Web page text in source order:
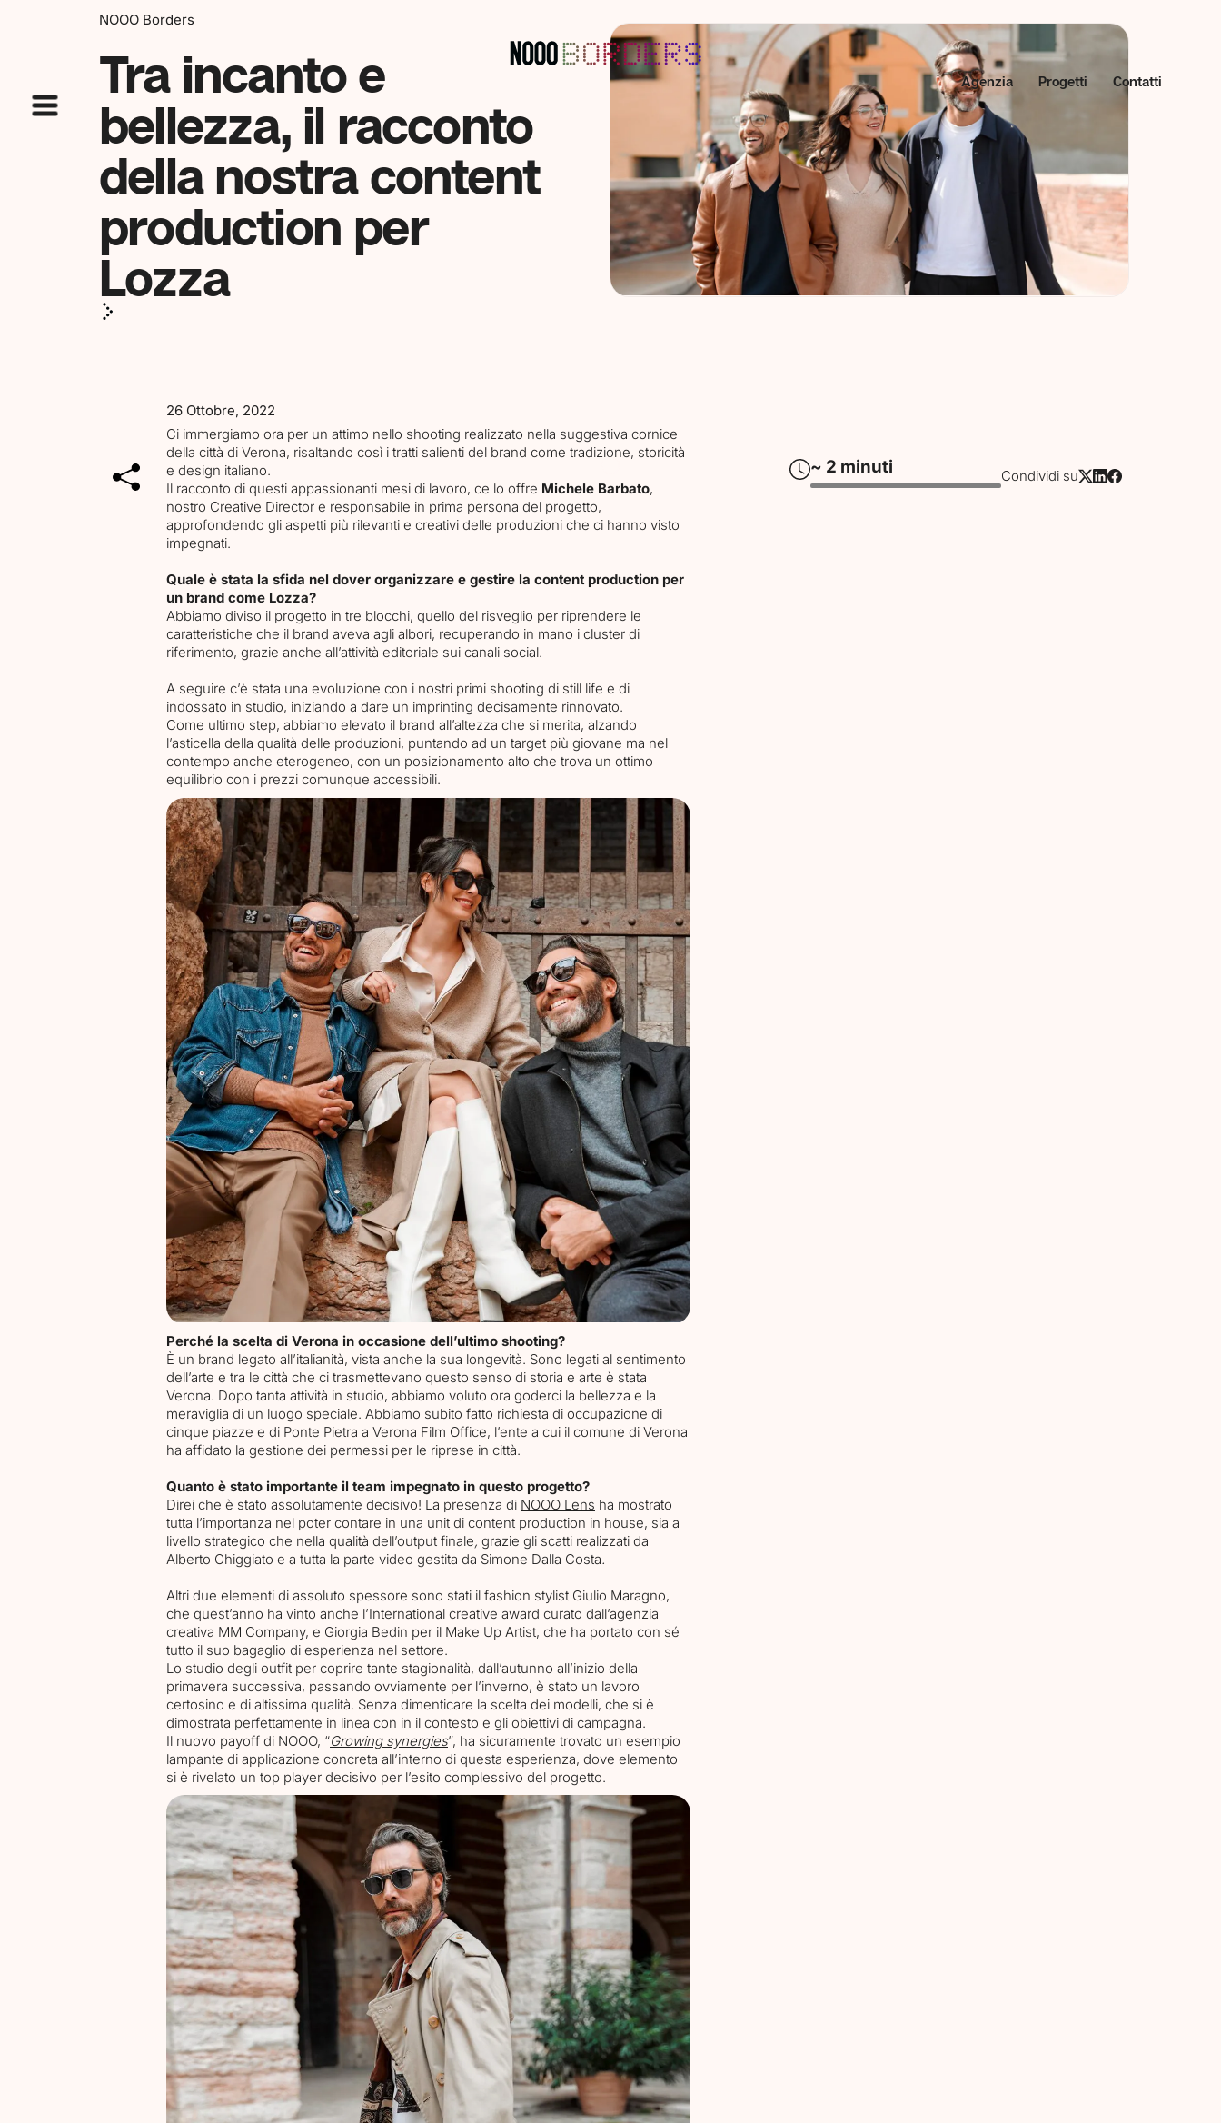
Chi siamo
Progetti
Servizi
Agenzia Progetti Contatti
NOOO Borders
Tra incanto e
bellezza, il racconto
della nostra content
production per
Lozza
26 Ottobre, 2022
Ci immergiamo ora per un attimo nello shooting realizzato nella suggestiva cornice
della città di Verona, risaltando così i tratti salienti del brand come tradizione, storicità
e design italiano.
Il racconto di questi appassionanti mesi di lavoro, ce lo offre Michele Barbato,
nostro Creative Director e responsabile in prima persona del progetto,
approfondendo gli aspetti più rilevanti e creativi delle produzioni che ci hanno visto
impegnati.
Quale è stata la sfida nel dover organizzare e gestire la content production per
un brand come Lozza?
Abbiamo diviso il progetto in tre blocchi, quello del risveglio per riprendere le
caratteristiche che il brand aveva agli albori, recuperando in mano i cluster di
riferimento, grazie anche all’attività editoriale sui canali social.
A seguire c’è stata una evoluzione con i nostri primi shooting di still life e di
indossato in studio, iniziando a dare un imprinting decisamente rinnovato.
Come ultimo step, abbiamo elevato il brand all’altezza che si merita, alzando
l’asticella della qualità delle produzioni, puntando ad un target più giovane ma nel
contempo anche eterogeneo, con un posizionamento alto che trova un ottimo
equilibrio con i prezzi comunque accessibili.
Perché la scelta di Verona in occasione dell’ultimo shooting?
È un brand legato all’italianità, vista anche la sua longevità. Sono legati al sentimento
dell’arte e tra le città che ci trasmettevano questo senso di storia e arte è stata
Verona. Dopo tanta attività in studio, abbiamo voluto ora goderci la bellezza e la
meraviglia di un luogo speciale. Abbiamo subito fatto richiesta di occupazione di
cinque piazze e di Ponte Pietra a Verona Film Office, l’ente a cui il comune di Verona
ha affidato la gestione dei permessi per le riprese in città.
Quanto è stato importante il team impegnato in questo progetto?
Direi che è stato assolutamente decisivo! La presenza di NOOO Lens ha mostrato
tutta l’importanza nel poter contare in una unit di content production in house, sia a
livello strategico che nella qualità dell’output finale, grazie gli scatti realizzati da
Alberto Chiggiato e a tutta la parte video gestita da Simone Dalla Costa.
Altri due elementi di assoluto spessore sono stati il fashion stylist Giulio Maragno,
che quest’anno ha vinto anche l’International creative award curato dall’agenzia
creativa MM Company, e Giorgia Bedin per il Make Up Artist, che ha portato con sé
tutto il suo bagaglio di esperienza nel settore.
Lo studio degli outfit per coprire tante stagionalità, dall’autunno all’inizio della
primavera successiva, passando ovviamente per l’inverno, è stato un lavoro
certosino e di altissima qualità. Senza dimenticare la scelta dei modelli, che si è
dimostrata perfettamente in linea con in il contesto e gli obiettivi di campagna.
Il nuovo payoff di NOOO, “Growing synergies”, ha sicuramente trovato un esempio
lampante di applicazione concreta all’interno di questa esperienza, dove elemento
si è rivelato un top player decisivo per l’esito complessivo del progetto.
~ 2 minuti Condividi su